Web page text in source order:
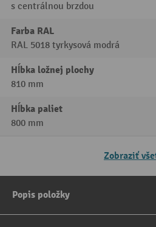
s centrálnou brzdou
Farba RAL
RAL 5018 tyrkysová modrá
Hĺbka ložnej plochy
810 mm
Hĺbka paliet
800 mm
Zobraziť
Popis položky